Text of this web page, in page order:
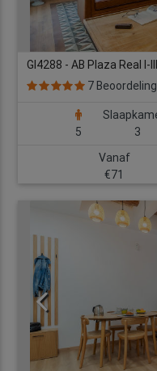
GI4288 - AB Plaza Real I-
7
5
3
Vanaf
€71